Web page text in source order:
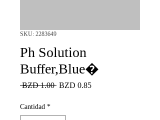
SKU: 2283649
Ph Solution
Buffer,Blue�
BZD 1.00 Precio
BZD 0.85Precio
Cantidad *